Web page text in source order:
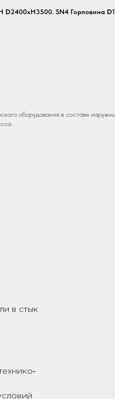
D2400хH3500. SN4 Горловина
оборудования в составе
в стык